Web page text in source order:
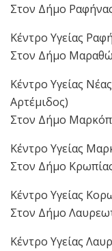
Στον Δήμο
Κέντρο Υγείας
Στον Δήμο
Κέντρο Υγείας
Αρτέμιδος)
Στον Δήμο
Κέντρο Υγείας
Στον Δήμο
Κέντρο Υγείας
Στον Δήμο
Κέντρο Υγείας